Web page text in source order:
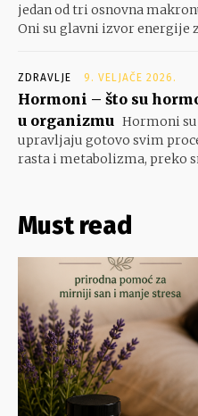
jedan od tri osnovna
Oni su glavni izvor energije
ZDRAVLJE 9. VELJAČE 2026.
Hormoni – što su
u organizmu Hormoni
upravljaju gotovo svim
rasta i metabolizma, preko
Must read